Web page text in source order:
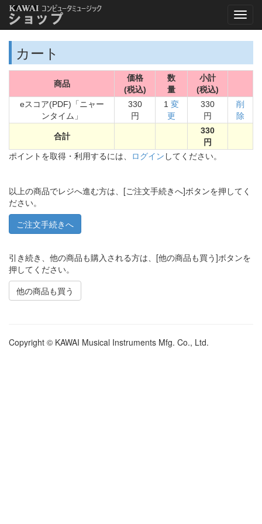
カート
商品
価格
(税込)
数
量
小計
(税込)
eスコア(PDF)「ニャー
ンタイム」
330
円
1 変
更
330
円
削
除
合計
330
円
ポイントを取得・利用するには、 ログイン してください。
以上の商品でレジへ進む方は、[ご注文手続きへ]ボタンを押してく
ださい。
引き続き、他の商品も購入される方は、[他の商品も買う]ボタンを
押してください。
他の商品も買う
Copyright © KAWAI Musical Instruments Mfg. Co., Ltd.